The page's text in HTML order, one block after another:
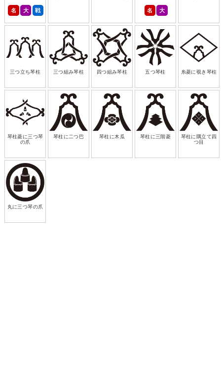
名 大 戦 名 大
三つ立ち琴柱 三つ組み琴柱 四つ組み琴柱 五つ琴柱 糸菱に覗き琴柱
琴柱菱に三つ琴
の爪
琴柱に二つ巴 琴柱に木瓜 琴柱に三階菱
琴柱に隅立て四
つ目
丸に三つ琴の爪